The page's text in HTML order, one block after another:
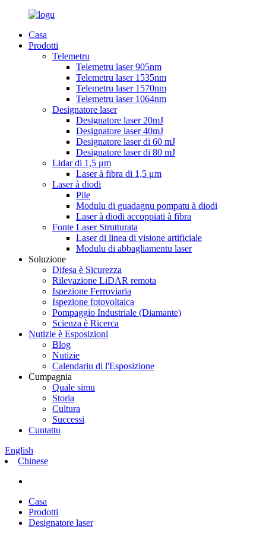
Casa
Prodotti
Telemetru
Telemetru laser 905nm
Telemetru laser 1535nm
Telemetru laser 1570nm
Telemetru laser 1064nm
Designatore laser
Designatore laser 20mJ
Designatore laser 40mJ
Designatore laser di 60 mJ
Designatore laser di 80 mJ
Lidar di 1,5 μm
Laser à fibra di 1,5 μm
Laser à diodi
Pile
Modulu di guadagnu pompatu à diodi
Laser à diodi accoppiati à fibra
Fonte Laser Strutturata
Laser di linea di visione artificiale
Modulu di abbagliamentu laser
Soluzione
Difesa è Sicurezza
Rilevazione LiDAR remota
Ispezione Ferroviaria
Ispezione fotovoltaica
Pompaggio Industriale (Diamante)
Scienza è Ricerca
Nutizie è Esposizioni
Blog
Nutizie
Calendariu di l'Esposizione
Cumpagnia
Quale simu
Storia
Cultura
Successi
Cuntattu
English
Chinese
Casa
Prodotti
Designatore laser